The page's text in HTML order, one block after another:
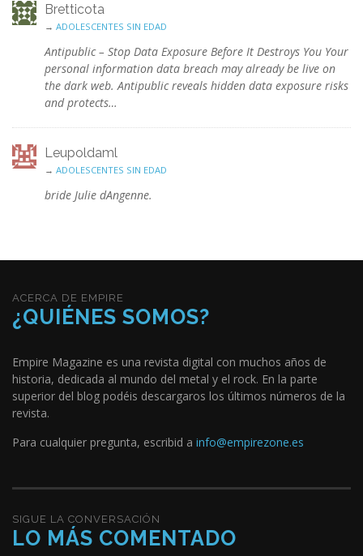
Bretticota
→ ADOLESCENTES SIN EDAD
Antipublic – Stop Data Exposure Before It Destroys You Your
personal information data breach may already be live on
the dark web. Antipublic reveals hidden data exposure risks
and protects…
Leupoldaml
→ ADOLESCENTES SIN EDAD
bride Julie dAngenne.
ACERCA DE EMPIRE
¿QUIÉNES SOMOS?
Empire Magazine es una revista digital con muchos años de
historia, dedicada al mundo del metal y el rock. En la parte
superior del blog podéis descargaros los últimos números de la
revista.
Para cualquier pregunta, escribid a info@empirezone.es
SIGUE LA CONVERSACIÓN
LO MÁS COMENTADO